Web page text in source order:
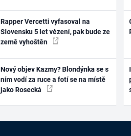
Rapper Vercetti vyfasoval na
Slovensku 5 let vězení, pak bude ze
země vyhoštěn
Nový objev Kazmy? Blondýnka se s
ním vodí za ruce a fotí se na místě
jako Rosecká